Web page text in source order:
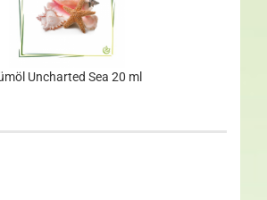
Uncharted Sea 20 ml